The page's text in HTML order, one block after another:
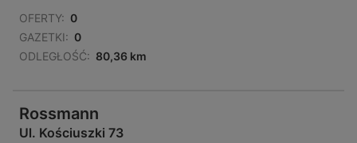
OFERTY: 0
GAZETKI: 0
ODLEGŁOŚĆ: 80,36 km
Rossmann
Ul. Kościuszki 73